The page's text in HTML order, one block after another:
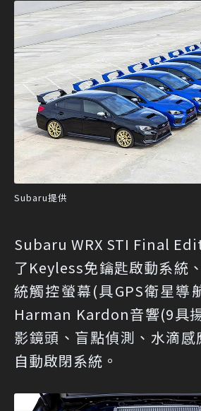
Subaru提供
Subaru WRX STI Final
了Keyless免鑰匙啟動系統
統觸控螢幕(具GPS衛星導
Harman Kardon音響(9具
影鏡頭、盲點偵測、水滴
自動啟閉系統。